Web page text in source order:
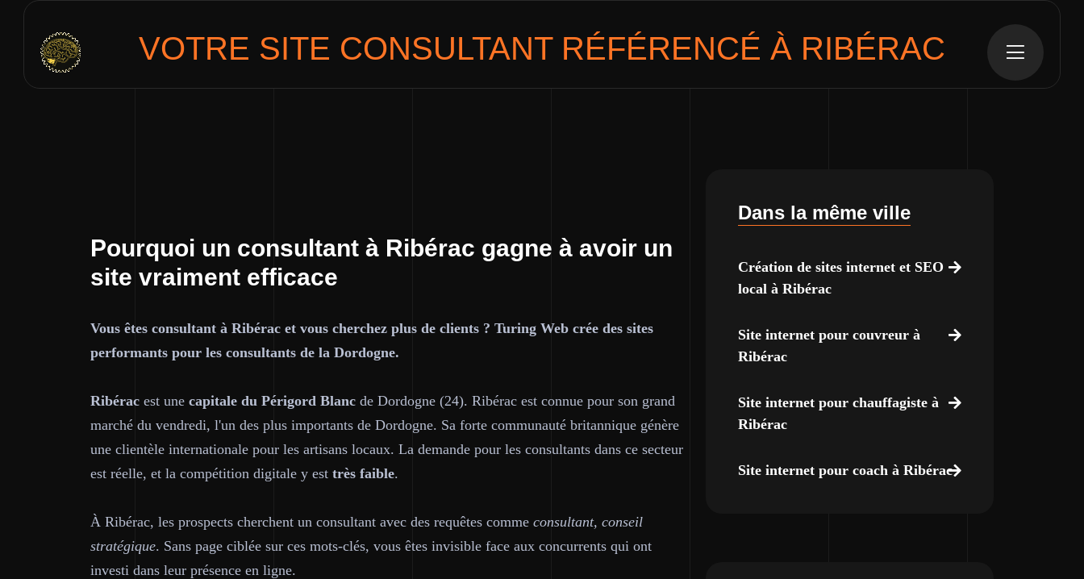
VOTRE SITE CONSULTANTRÉFÉRENCÉ À RIBÉRAC
Pourquoi un consultant à Ribérac gagne à avoir un
site vraiment efficace
Vous êtes consultant à Ribérac et vous cherchez plus de clients ? Turing Web crée des sites
performants pour les consultants de la Dordogne.
Ribérac est une capitale du Périgord Blanc de Dordogne (24). Ribérac est connue pour son grand
marché du vendredi, l'un des plus importants de Dordogne. Sa forte communauté britannique génère
une clientèle internationale pour les artisans locaux. La demande pour les consultants dans ce secteur
est réelle, et la compétition digitale y est très faible.
À Ribérac, les prospects cherchent un consultant avec des requêtes comme consultant, conseil
stratégique. Sans page ciblée sur ces mots-clés, vous êtes invisible face aux concurrents qui ont
investi dans leur présence en ligne.
Dans la même ville
Création de sites internet et SEO
local à Ribérac
Site internet pour couvreur à
Ribérac
Site internet pour chauffagiste à
Ribérac
Site internet pour coach à Ribérac